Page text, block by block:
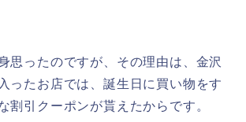
思ったのですが、その理由は、金沢
ったお店では、誕生日に買い物をす
割引クーポンが貰えたからです。